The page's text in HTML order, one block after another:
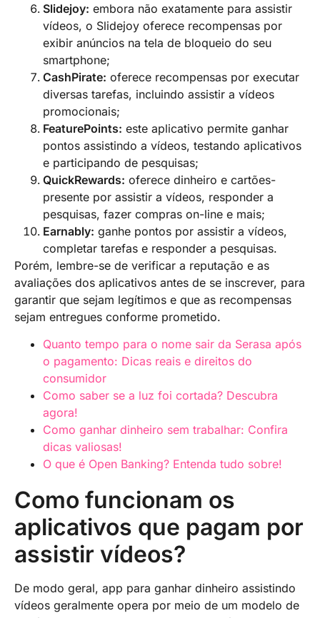
Slidejoy: embora não exatamente para assistir
vídeos, o Slidejoy oferece recompensas por
exibir anúncios na tela de bloqueio do seu
smartphone;
CashPirate: oferece recompensas por executar
diversas tarefas, incluindo assistir a vídeos
promocionais;
FeaturePoints: este aplicativo permite ganhar
pontos assistindo a vídeos, testando aplicativos
e participando de pesquisas;
QuickRewards: oferece dinheiro e cartões-
presente por assistir a vídeos, responder a
pesquisas, fazer compras on-line e mais;
Earnably: ganhe pontos por assistir a vídeos,
completar tarefas e responder a pesquisas.
Porém, lembre-se de verificar a reputação e as
avaliações dos aplicativos antes de se inscrever, para
garantir que sejam legítimos e que as recompensas
sejam entregues conforme prometido.
Quanto tempo para o nome sair da Serasa após
o pagamento: Dicas reais e direitos do
consumidor
Como saber se a luz foi cortada? Descubra
agora!
Como ganhar dinheiro sem trabalhar: Confira
dicas valiosas!
O que é Open Banking? Entenda tudo sobre!
Como funcionam os
aplicativos que pagam por
assistir vídeos?
De modo geral, app para ganhar dinheiro assistindo
vídeos geralmente opera por meio de um modelo de